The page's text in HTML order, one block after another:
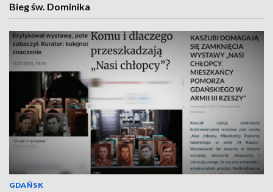
Bieg św. Dominika
GDAŃSK